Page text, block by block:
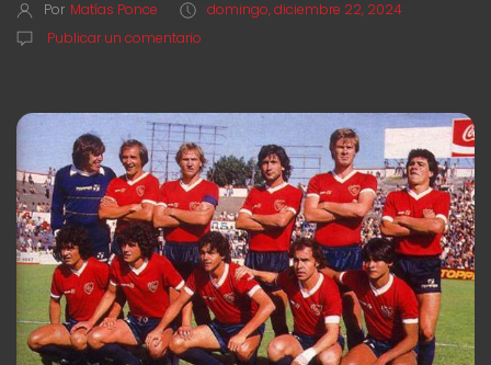
Por Matías Ponce
domingo, diciembre 22, 2024
Publicar un comentario